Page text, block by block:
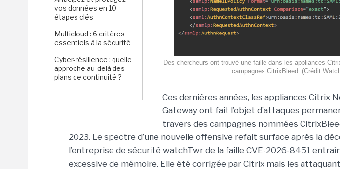
vos données en 10
étapes clés
Multicloud : 6 critères
essentiels à la sécurité
Cyber-résilience : quelle
approche au-delà des
plans de continuité ?
Des chercheurs ont trouvé une faille dans les appliances
campagnes CitrixBleed. (Crédit
Ces dernières années, les appliances Citrix
Gateway ont fait l’objet d’attaques
travers des campagnes nommées
2023. Le spectre d’une nouvelle offensive refait surface après la
l’entreprise de sécurité watchTwr de la faille CVE-2026-8451
excessive de mémoire. Elle été corrigée par Citrix mais les